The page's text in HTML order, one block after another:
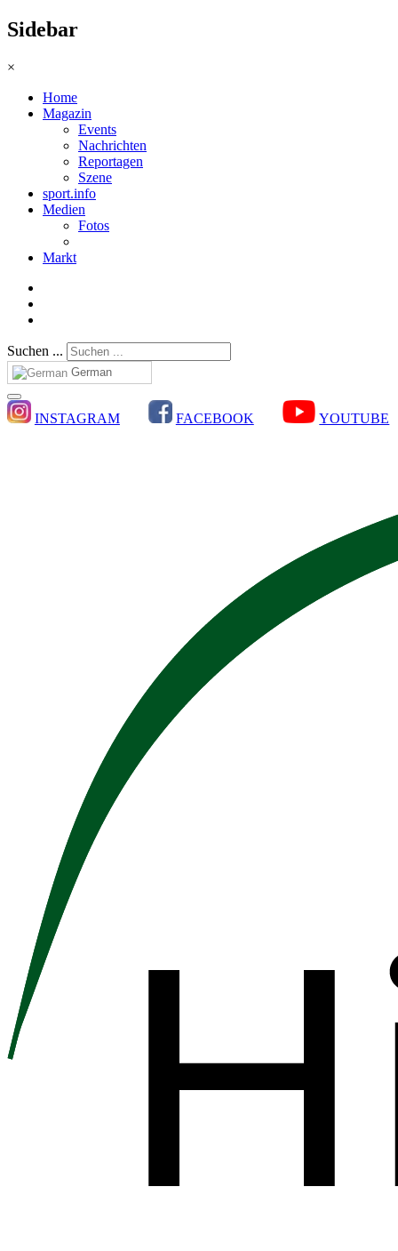
Sidebar
×
Home
Magazin
Events
Nachrichten
Reportagen
Szene
sport.info
Medien
Fotos
Markt
Suchen ...
German
INSTAGRAM FACEBOOK YOUTUBE